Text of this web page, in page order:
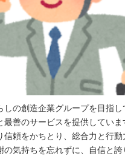
しの創造企業グループを目指し
最善のサービスを提供してい
信頼をかちとり、総合力と行
の気持ちを忘れずに、自信と